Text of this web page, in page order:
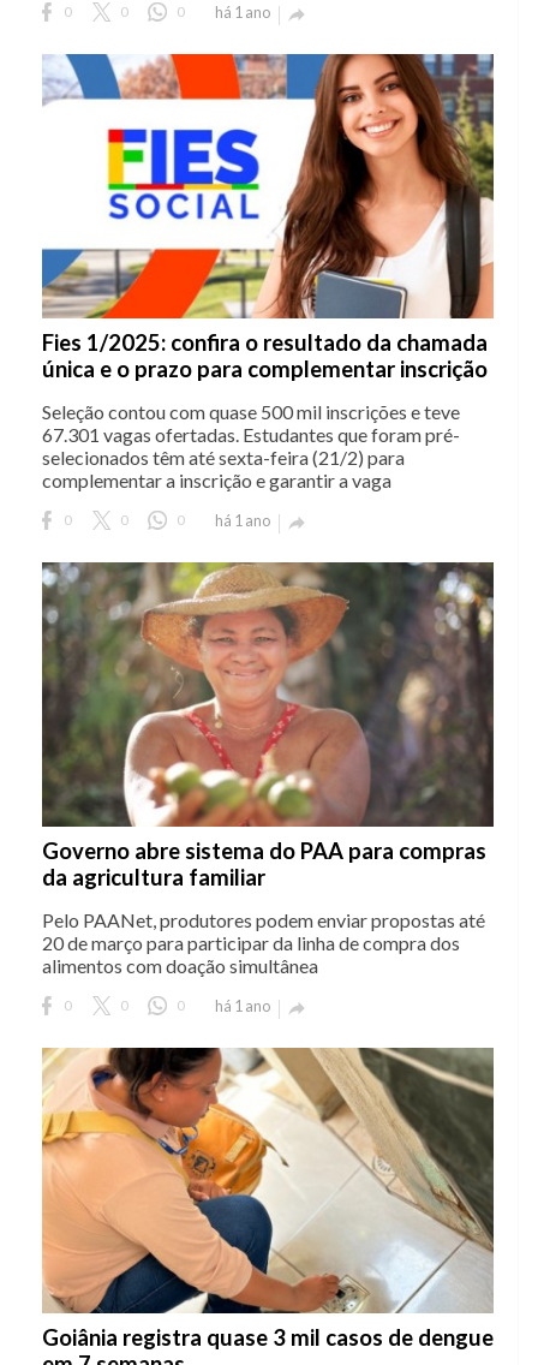
0 0 0 há 1 ano 
Fies 1/2025: confira o resultado da chamada
única e o prazo para complementar inscrição
Seleção contou com quase 500 mil inscrições e teve
67.301 vagas ofertadas. Estudantes que foram pré-
selecionados têm até sexta-feira (21/2) para
complementar a inscrição e garantir a vaga
0 0 0 há 1 ano 
Governo abre sistema do PAA para compras
da agricultura familiar
Pelo PAANet, produtores podem enviar propostas até
20 de março para participar da linha de compra dos
alimentos com doação simultânea
0 0 0 há 1 ano 
Goiânia registra quase 3 mil casos de dengue